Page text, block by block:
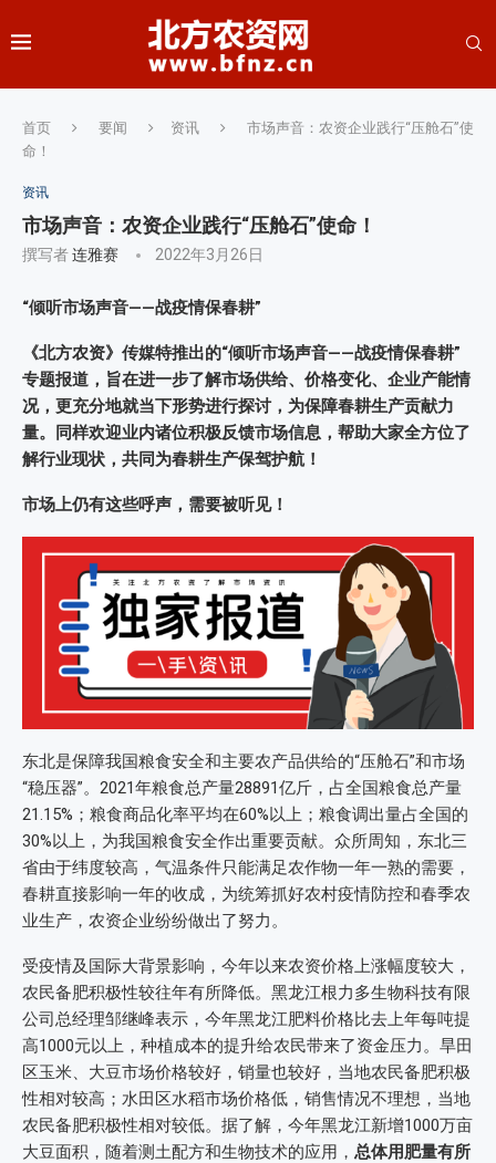
首页 要闻 资讯
市场声音：农资企业践行“压舱石”使
命！
资讯
市场声音：农资企业践行“压舱石”使命！
撰写者连雅赛 2022年3月26日
“倾听市场声音——战疫情保春耕”
《北方农资》传媒特推出的“倾听市场声音——战疫情保春耕”
专题报道，旨在进一步了解市场供给、价格变化、企业产能情
况，更充分地就当下形势进行探讨，为保障春耕生产贡献力
量。同样欢迎业内诸位积极反馈市场信息，帮助大家全方位了
解行业现状，共同为春耕生产保驾护航！
市场上仍有这些呼声，需要被听见！
东北是保障我国粮食安全和主要农产品供给的“压舱石”和市场
“稳压器”。2021年粮食总产量28891亿斤，占全国粮食总产量
21.15%；粮食商品化率平均在60%以上；粮食调出量占全国的
30%以上，为我国粮食安全作出重要贡献。众所周知，东北三
省由于纬度较高，气温条件只能满足农作物一年一熟的需要，
春耕直接影响一年的收成，为统筹抓好农村疫情防控和春季农
业生产，农资企业纷纷做出了努力。
受疫情及国际大背景影响，今年以来农资价格上涨幅度较大，
农民备肥积极性较往年有所降低。黑龙江根力多生物科技有限
公司总经理邹继峰表示，今年黑龙江肥料价格比去上年每吨提
高1000元以上，种植成本的提升给农民带来了资金压力。旱田
区玉米、大豆市场价格较好，销量也较好，当地农民备肥积极
性相对较高；水田区水稻市场价格低，销售情况不理想，当地
农民备肥积极性相对较低。据了解，今年黑龙江新增1000万亩
大豆面积，随着测土配方和生物技术的应用， 总体用肥量有所